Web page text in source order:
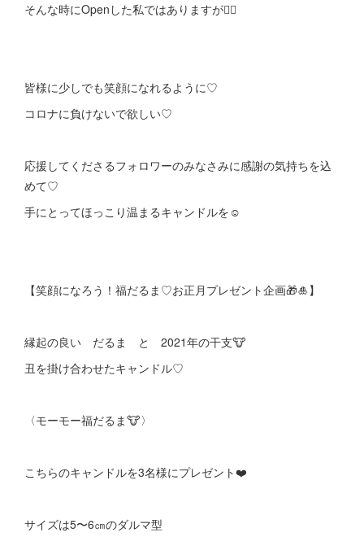
そんな時にOpenした私ではありますが🙇‍♀️
皆様に少しでも笑顔になれるように♡
コロナに負けないで欲しい♡
応援してくださるフォロワーのみなさみに感謝の気持ちを込
めて♡
手にとってほっこり温まるキャンドルを☺️
【笑顔になろう！福だるま♡お正月プレゼント企画🎁🎍】
縁起の良い だるま と 2021年の干支🐮
丑を掛け合わせたキャンドル♡
〈モーモー福だるま🐮〉
こちらのキャンドルを3名様にプレゼント❤️
サイズは5〜6㎝のダルマ型